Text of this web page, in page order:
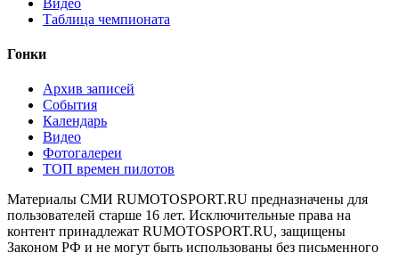
Таблица чемпионата
Гонки
Архив записей
События
Календарь
Видео
Фотогалереи
ТОП времен пилотов
Материалы СМИ RUMOTOSPORT.RU предназначены для
пользователей старше 16 лет. Исключительные права на
контент принадлежат RUMOTOSPORT.RU, защищены
Законом РФ и не могут быть использованы без письменного